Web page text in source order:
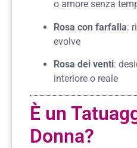
o amore senza
Rosa con farfalla:
evolve
Rosa dei venti:
interiore o reale
È un
Donna?